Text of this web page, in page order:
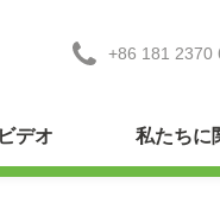
+86 181 2370
ビデオ 私たちに